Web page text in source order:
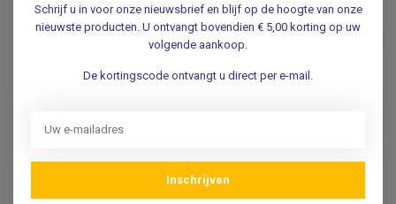
SATILLO
Satillo Anatomisch pincet -
€5,95
Satillo Microscopie pincet
Schrijf u in voor onze nieuwsbrief en blijf op de hoogte van onze
nieuwste producten. U ontvangt bovendien € 5,00 korting op uw
volgende aankoop.
De kortingscode ontvangt u direct per e-mail.
Inschrijven